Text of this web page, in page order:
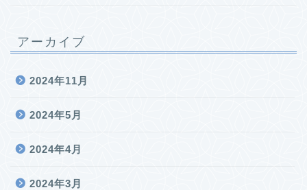
アーカイブ
2024年11月
2024年5月
2024年4月
2024年3月